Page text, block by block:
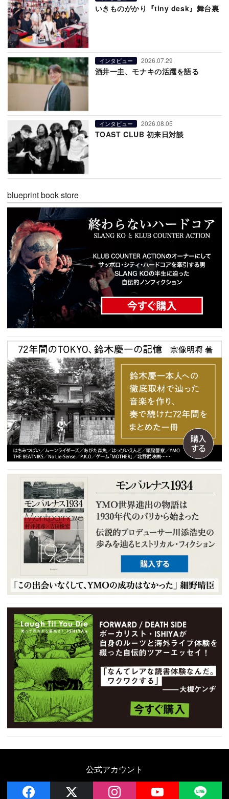
いきものがかり『tiny desk』舞台裏
インタビュー 2026.07.29
酒井一圭、モナキの活躍を語る
インタビュー 2026.08.05
TOAST CLUB 初来日対談
blueprint book store
公式アカウント
facebook instagram YouTube